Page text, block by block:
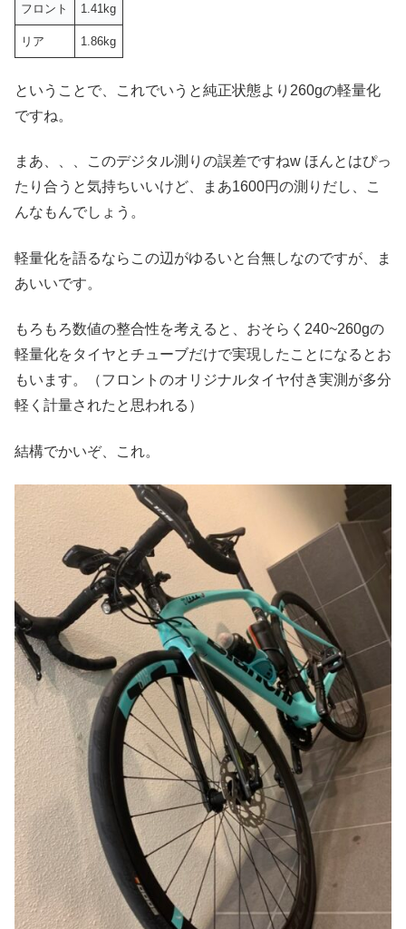
フロント 1.41kg
リア 1.86kg
ということで、これでいうと純正状態より260gの軽量化
ですね。
まあ、、、このデジタル測りの誤差ですねw ほんとはぴっ
たり合うと気持ちいいけど、まあ1600円の測りだし、こ
んなもんでしょう。
軽量化を語るならこの辺がゆるいと台無しなのですが、ま
あいいです。
もろもろ数値の整合性を考えると、おそらく240~260gの
軽量化をタイヤとチューブだけで実現したことになるとお
もいます。（フロントのオリジナルタイヤ付き実測が多分
軽く計量されたと思われる）
結構でかいぞ、これ。